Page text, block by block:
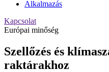
Alkalmazás
Kapcsolat
Európai minőség
Szellőzés és
raktárakhoz